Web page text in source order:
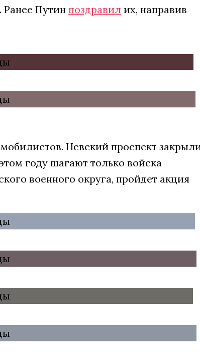
. Ранее Путин поздравил их, направив
Невский проспект
году шагают только войска
военного округа, пройдет акция